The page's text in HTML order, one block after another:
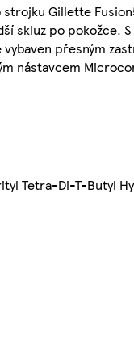
Gillette
skluz po pokožce.
přesným
nástavcem
Tetra-Di-T-Butyl